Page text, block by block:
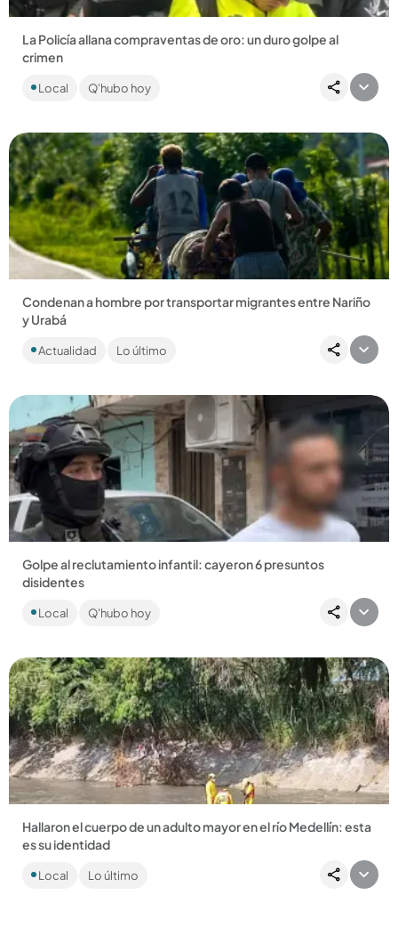
La Policía allana compraventas de oro: un duro golpe al
crimen
antioqueño, se estarían prestando para legalizar el metal
Local Q'hubo hoy
Compartir Noticia
Condenan a hombre por transportar migrantes entre Nariño
y Urabá
El sujeto hacía parte de una red ilegal de tráfico de migrantes
que los transportaba por tierra hasta el municipio de
Actualidad Lo último
Compartir Noticia
Golpe al reclutamiento infantil: cayeron 6 presuntos
disidentes
Seis adultos y dos adolescentes están a disposición de las
autoridades. En el operativo fueron incautadas armas,
Local Q'hubo hoy
Compartir Noticia
Hallaron el cuerpo de un adulto mayor en el río Medellín: esta
es su identidad
El cadáver fue encontrado en el sector de La Arenera, en el
municipio de Girardota. ...
Local Lo último